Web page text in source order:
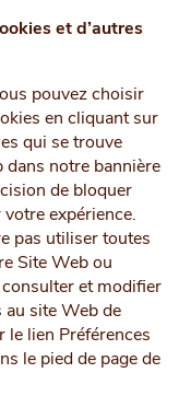
et d’autres
pouvez choisir
en cliquant sur
qui se trouve
dans notre bannière
de bloquer
expérience.
pas utiliser toutes
Site Web ou
et modifier
au site Web de
lien Préférences
le pied de page de